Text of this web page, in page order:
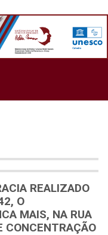
REALIZADO
O
MAIS, NA RUA
CONCENTRAÇÃO